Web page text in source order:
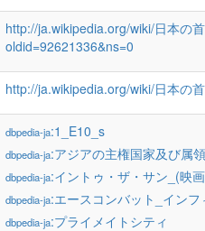
http://ja.wikipedia.org/wiki/日本の
oldid=92621336&ns=0
http://ja.wikipedia.org/wiki/日本の
dbpedia-ja:1_E10_s
dbpedia-ja:アジアの主権国家及び属
dbpedia-ja:イントゥ・ザ・サン_(映
dbpedia-ja:エースコンバット_インフ
dbpedia-ja:プライメイトシティ